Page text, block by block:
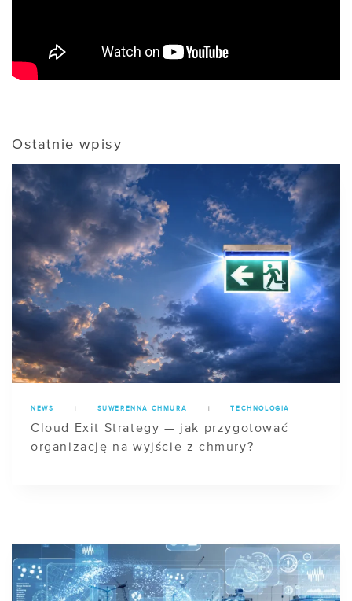
Ostatnie wpisy
NEWS SUWERENNA CHMURA TECHNOLOGIA
Cloud Exit Strategy — jak przygotować
organizację na wyjście z chmury?